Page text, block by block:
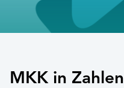
MKK in Zahlen